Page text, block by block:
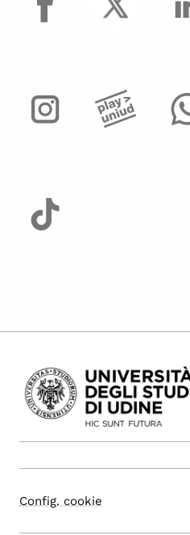
Config. cookie